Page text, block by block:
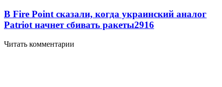
В Fire Point сказали, когда украинский аналог
Patriot начнет сбивать ракеты2916
Читать комментарии